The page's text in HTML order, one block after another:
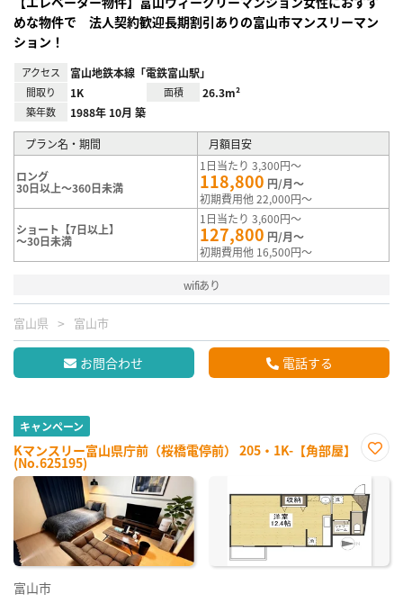
めな物件で 法人契約歓迎長期割引ありの富山市マンスリーマン
ション！
アクセス 富山地鉄本線「電鉄富山駅」
間取り 1K 面積 26.3m²
築年数 1988年 10月 築
プラン名・期間 月額目安
ロング
30日以上～360日未満
1日当たり 3,300円～
118,800 円/月～
初期費用他 22,000円～
ショート【7日以上】
～30日未満
1日当たり 3,600円～
127,800 円/月～
初期費用他 16,500円～
wifiあり
富山県 富山市
お問合わせ 電話する
キャンペーン
Kマンスリー富山県庁前（桜橋電停前） 205・1K-【角部屋】
(No.625195)
に入
り登
録
富山市